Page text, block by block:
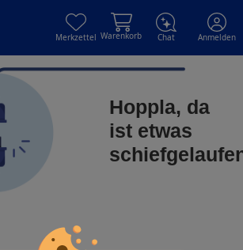
Merkzettel Warenkorb Chat Anmelden
Hoppla, da
ist etwas